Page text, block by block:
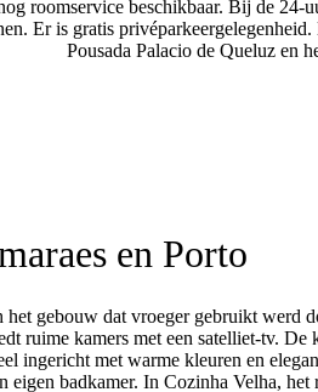
roomservice beschikbaar. Bij de 24-
Er is gratis
Pousada Palacio de Queluz en
en Porto
gebouw dat vroeger gebruikt werd
ruime kamers met een satelliet-tv.
ingericht met warme kleuren en
eigen badkamer. In Cozinha Velha,